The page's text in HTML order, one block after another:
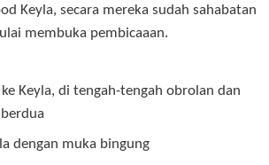
Keyla, secara mereka sudah sahabatan
membuka pembicaaan.
ke Keyla, di tengah-tengah obrolan dan
dengan muka bingung